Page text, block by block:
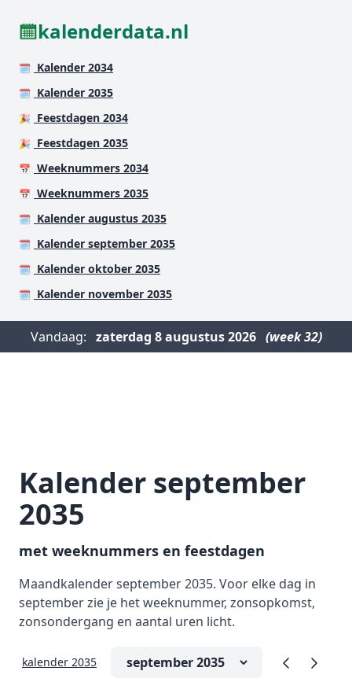
kalenderdata.nl
🗓️ Kalender 2034
🗓️ Kalender 2035
🎉 Feestdagen 2034
🎉 Feestdagen 2035
📅 Weeknummers 2034
📅 Weeknummers 2035
🗓️ Kalender augustus 2035
🗓️ Kalender september 2035
🗓️ Kalender oktober 2035
🗓️ Kalender november 2035
Vandaag: zaterdag 8 augustus 2026 (week 32)
Kalender september
2035
met weeknummers en feestdagen
Maandkalender september 2035. Voor elke dag in
september zie je het weeknummer, zonsopkomst,
zonsondergang en aantal uren licht.
kalender 2035